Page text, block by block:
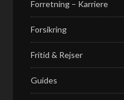
Forretning – Karriere
Forsikring
Fritid & Rejser
Guides